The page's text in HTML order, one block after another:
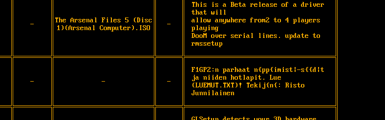
-
The Arsenal Files 5 (Disc
1)(Arsenal Computer).ISO
-
This is a Beta release of a driver
that will
allow anywhere from2 to 4 players
playing
DooM over serial lines. update to
rmssetup
- - -
F1GP2:n parhaat n{pp{imist|-s{{d|t
ja niiden hotlapit. Lue
(LUEMUT.TXT)! Tekij{n{: Risto
Junnilainen